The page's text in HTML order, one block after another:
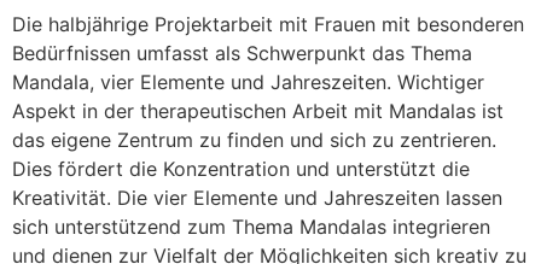
Die halbjährige Projektarbeit mit Frauen mit besonderen
Bedürfnissen umfasst als Schwerpunkt das Thema
Mandala, vier Elemente und Jahreszeiten. Wichtiger
Aspekt in der therapeutischen Arbeit mit Mandalas ist
das eigene Zentrum zu finden und sich zu zentrieren.
Dies fördert die Konzentration und unterstützt die
Kreativität. Die vier Elemente und Jahreszeiten lassen
sich unterstützend zum Thema Mandalas integrieren
und dienen zur Vielfalt der Möglichkeiten sich kreativ zu